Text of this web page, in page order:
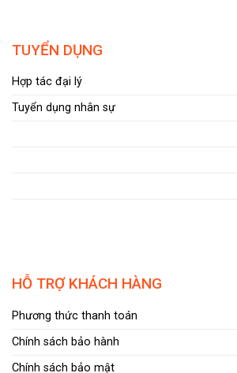
TUYỂN DỤNG
Hợp tác đại lý
Tuyển dụng nhân sự
HỖ TRỢ KHÁCH HÀNG
Phương thức thanh toán
Chính sách bảo hành
Chính sách bảo mật